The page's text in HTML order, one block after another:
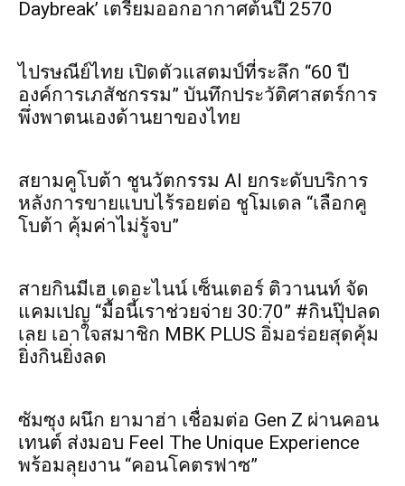
Daybreak’ เตรียมออกอากาศต้นปี 2570
ไปรษณีย์ไทย เปิดตัวแสตมป์ที่ระลึก “60 ปี
องค์การเภสัชกรรม” บันทึกประวัติศาสตร์การ
พึ่งพาตนเองด้านยาของไทย
สยามคูโบต้า ชูนวัตกรรม AI ยกระดับบริการ
หลังการขายแบบไร้รอยต่อ ชูโมเดล “เลือกคู
โบต้า คุ้มค่าไม่รู้จบ”
สายกินมีเฮ เดอะไนน์ เซ็นเตอร์ ติวานนท์ จัด
แคมเปญ “มื้อนี้เราช่วยจ่าย 30:70” #กินปุ๊ปลด
เลย เอาใจสมาชิก MBK PLUS อิ่มอร่อยสุดคุ้ม
ยิ่งกินยิ่งลด
ซัมซุง ผนึก ยามาฮ่า เชื่อมต่อ Gen Z ผ่านคอน
เทนต์ ส่งมอบ Feel The Unique Experience
พร้อมลุยงาน “คอนโคตรฟาซ”